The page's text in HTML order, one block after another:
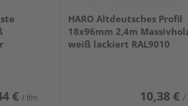
€ / lfm
HARO Altdeutsches Profil
18x96mm 2,4m
weiß lackiert RAL9010
10,38 € /